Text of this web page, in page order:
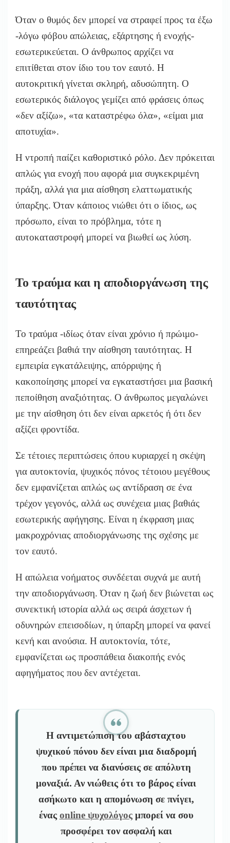
Όταν ο θυμός δεν μπορεί να στραφεί προς τα έξω
-λόγω φόβου απώλειας, εξάρτησης ή ενοχής-
εσωτερικεύεται. Ο άνθρωπος αρχίζει να
επιτίθεται στον ίδιο του τον εαυτό. Η
αυτοκριτική γίνεται σκληρή, αδυσώπητη. Ο
εσωτερικός διάλογος γεμίζει από φράσεις όπως
«δεν αξίζω», «τα καταστρέφω όλα», «είμαι μια
αποτυχία».
Η ντροπή παίζει καθοριστικό ρόλο. Δεν πρόκειται
απλώς για ενοχή που αφορά μια συγκεκριμένη
πράξη, αλλά για μια αίσθηση ελαττωματικής
ύπαρξης. Όταν κάποιος νιώθει ότι ο ίδιος, ως
πρόσωπο, είναι το πρόβλημα, τότε η
αυτοκαταστροφή μπορεί να βιωθεί ως λύση.
Το τραύμα και η αποδιοργάνωση της
ταυτότητας
Το τραύμα -ιδίως όταν είναι χρόνιο ή πρώιμο-
επηρεάζει βαθιά την αίσθηση ταυτότητας. Η
εμπειρία εγκατάλειψης, απόρριψης ή
κακοποίησης μπορεί να εγκαταστήσει μια βασική
πεποίθηση αναξιότητας. Ο άνθρωπος μεγαλώνει
με την αίσθηση ότι δεν είναι αρκετός ή ότι δεν
αξίζει φροντίδα.
Σε τέτοιες περιπτώσεις όπου κυριαρχεί η σκέψη
για αυτοκτονία, ψυχικός πόνος τέτοιου μεγέθους
δεν εμφανίζεται απλώς ως αντίδραση σε ένα
τρέχον γεγονός, αλλά ως συνέχεια μιας βαθιάς
εσωτερικής αφήγησης. Είναι η έκφραση μιας
μακροχρόνιας αποδιοργάνωσης της σχέσης με
τον εαυτό.
Η απώλεια νοήματος συνδέεται συχνά με αυτή
την αποδιοργάνωση. Όταν η ζωή δεν βιώνεται ως
συνεκτική ιστορία αλλά ως σειρά άσχετων ή
οδυνηρών επεισοδίων, η ύπαρξη μπορεί να φανεί
κενή και ανούσια. Η αυτοκτονία, τότε,
εμφανίζεται ως προσπάθεια διακοπής ενός
αφηγήματος που δεν αντέχεται.
Η αντιμετώπιση του αβάσταχτου
ψυχικού πόνου δεν είναι μια διαδρομή
που πρέπει να διανύσεις σε απόλυτη
μοναξιά. Αν νιώθεις ότι το βάρος είναι
ασήκωτο και η απομόνωση σε πνίγει,
ένας online ψυχολόγοςμπορεί να σου
προσφέρει τον ασφαλή και